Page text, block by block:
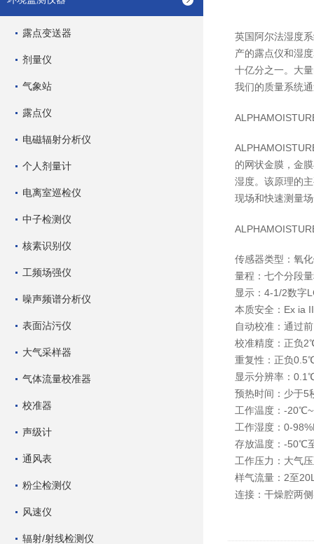
露点变送器
剂量仪
气象站
露点仪
电磁辐射分析仪
个人剂量计
电离室巡检仪
中子检测仪
核素识别仪
工频场强仪
噪声频谱分析仪
表面沾污仪
大气采样器
气体流量校准器
校准器
声级计
通风表
粉尘检测仪
风速仪
辐射/射线检测仪
英国阿尔法湿度
产的露点仪和湿
十亿分之一。大
我们的质量系统
的网状金膜，金
湿度。该原理的
现场和快速测量
传感器类型：氧
量程：七个分段
显示：4-1/2数字
本质安全：Ex ia
自动校准：通过
校准精度：正负
重复性：正负
显示分辨率：
预热时间：少于5
工作温度：-
工作湿度：0-
存放温度：-50℃
工作压力：大气
样气流量：2至
连接：干燥腔两